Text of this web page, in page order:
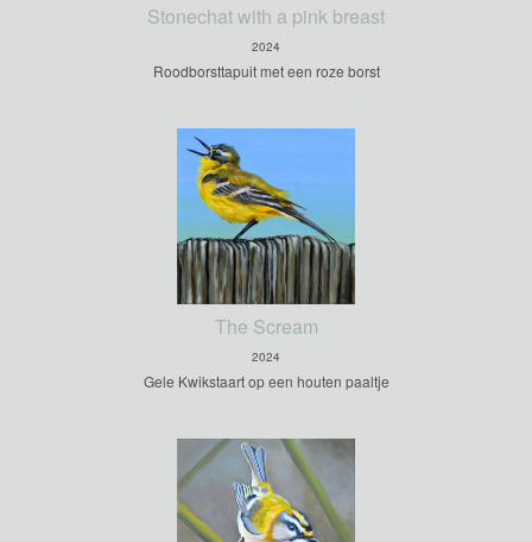
Stonechat with a pink breast
2024
Roodborsttapuit met een roze borst
The Scream
2024
Gele Kwikstaart op een houten paaltje